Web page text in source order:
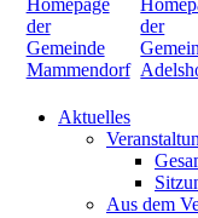
Aktuelles
Aus dem